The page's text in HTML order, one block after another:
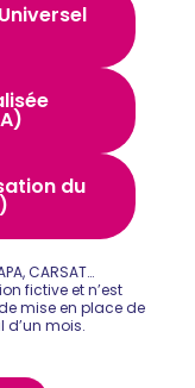
du
CARSAT…
fictive et n’est
mise en place de
d’un mois.